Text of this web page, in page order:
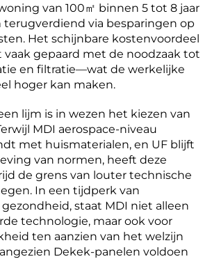
van 100㎡ binnen 5 tot 8 jaar
via besparingen op
Het schijnbare kostenvoordeel
vaak gepaard met de noodzaak tot
en filtratie—wat de werkelijke
hoger kan maken.
lijm is in wezen het kiezen van
MDI aerospace-niveau
met huismaterialen, en UF blijft
van normen, heeft deze
de grens van louter technische
In een tijdperk van
staat MDI niet alleen
technologie, maar ook voor
ten aanzien van het welzijn
Dekek-panelen voldoen